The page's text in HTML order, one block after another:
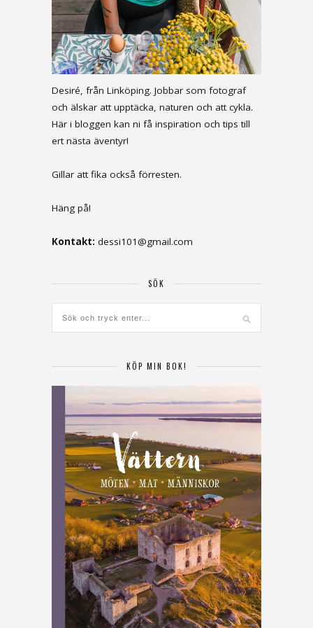
Desiré, från Linköping. Jobbar som fotograf
och älskar att upptäcka, naturen och att cykla.
Här i bloggen kan ni få inspiration och tips till
ert nästa äventyr!
Gillar att fika också förresten.
Häng på!
Kontakt: dessi101@gmail.com
SÖK
KÖP MIN BOK!